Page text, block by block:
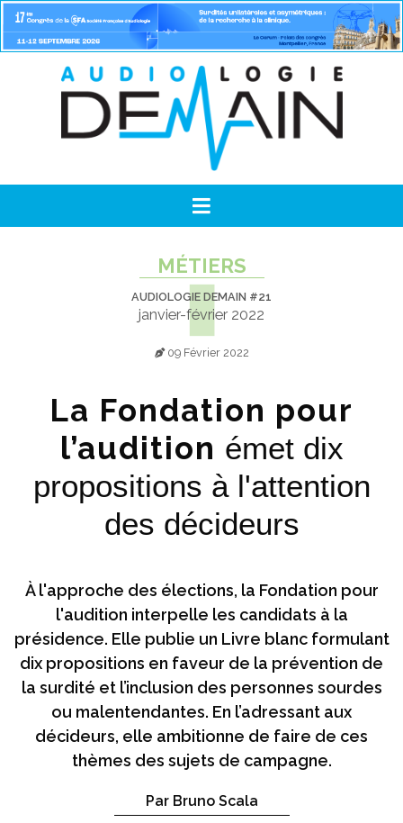
MÉTIERS
AUDIOLOGIE DEMAIN #21
janvier-février 2022
09 Février 2022
La Fondation pour
l’audition émet dix
propositions à l'attention
des décideurs
À l'approche des élections, la Fondation pour
l'audition interpelle les candidats à la
présidence. Elle publie un Livre blanc formulant
dix propositions en faveur de la prévention de
la surdité et l’inclusion des personnes sourdes
ou malentendantes. En l’adressant aux
décideurs, elle ambitionne de faire de ces
thèmes des sujets de campagne.
Par Bruno Scala